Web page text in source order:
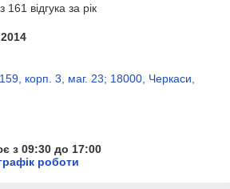
відгука за рік
корп. 3, маг. 23; 18000, Черкаси,
з 09:30 до 17:00
роботи